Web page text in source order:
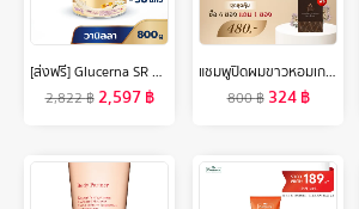
[ส่งฟรี] Glucerna SR กลูเซอนา เอสอาร์ กลิ่นวานิลลา 800g 2 กระป๋อง Glucerna SR Vanilla 800g x2 สำหรับผู้ป่วยเบาหวาน
2,822฿2,597฿
แชมพูปิดผมขาวหอมเกศ 6 ซอง แถม 1 ซอง
800฿ 324฿